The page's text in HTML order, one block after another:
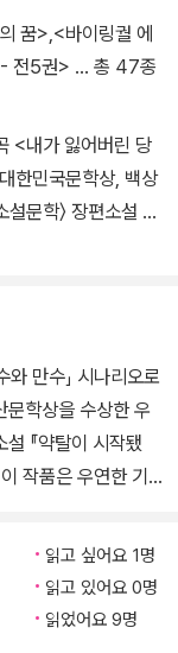
꿈> <바이링궐 에
전5권> … 총 47종
<내가 잃어버린 당
한민국문학상, 백상
문학〉 장편소설 공
《내 마음에는 악어
잃은 날부터》 《연애,
철 무지개》 등이 있
문학상을 수상한 우
『약탈이 시작됐
작품은 우연한 기회
석의 이야기를 통해
견 작가 최
소설, 희곡, 시나리
읽고 싶어요 1명
읽고 있어요 0명
읽었어요 9명